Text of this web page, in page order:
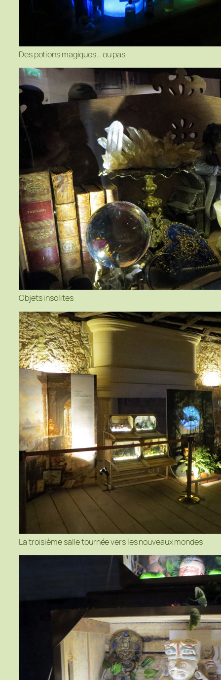
Des potions magiques… ou pas
Objets insolites
La troisième salle tournée vers les nouveaux mondes